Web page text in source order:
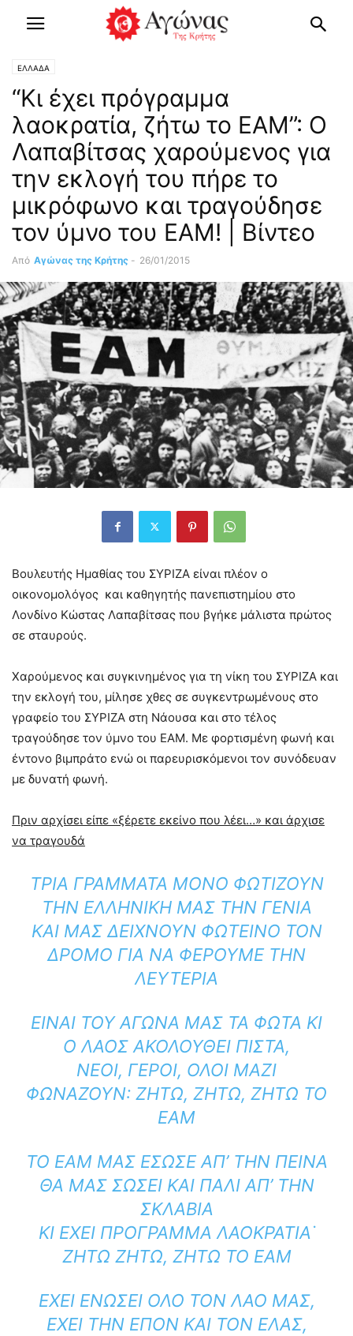
ΕΛΛΑΔΑ
“Κι έχει πρόγραμμα
λαοκρατία, ζήτω το ΕΑΜ”: Ο
Λαπαβίτσας χαρούμενος για
την εκλογή του πήρε το
μικρόφωνο και τραγούδησε
τον ύμνο του ΕΑΜ! | Βίντεο
Από Αγώνας της Κρήτης - 26/01/2015
Βουλευτής Ημαθίας του ΣΥΡΙΖΑ είναι πλέον ο
οικονομολόγος και καθηγητής πανεπιστημίου στo
Λονδίνο Κώστας Λαπαβίτσας που βγήκε μάλιστα πρώτος
σε σταυρούς.
Χαρούμενος και συγκινημένος για τη νίκη του ΣΥΡΙΖΑ και
την εκλογή του, μίλησε χθες σε συγκεντρωμένους στο
γραφείο του ΣΥΡΙΖΑ στη Νάουσα και στο τέλος
τραγούδησε τον ύμνο του ΕΑΜ. Με φορτισμένη φωνή και
έντονο βιμπράτο ενώ οι παρευρισκόμενοι τον συνόδευαν
με δυνατή φωνή.
Πριν αρχίσει είπε «ξέρετε εκείνο που λέει…» και άρχισε
να τραγουδά
ΤΡΊΑ ΓΡΆΜΜΑΤΑ ΜΌΝΟ ΦΩΤΊΖΟΥΝ
ΤΗΝ ΕΛΛΗΝΙΚΉ ΜΑΣ ΤΗΝ ΓΕΝΙΆ
ΚΑΙ ΜΑΣ ΔΕΊΧΝΟΥΝ ΦΩΤΕΙΝΌ ΤΟΝ
ΔΡΌΜΟ ΓΙΑ ΝΑ ΦΈΡΟΥΜΕ ΤΗΝ
ΛΕΥΤΕΡΙΆ
ΕΊΝΑΙ ΤΟΥ ΑΓΏΝΑ ΜΑΣ ΤΑ ΦΏΤΑ ΚΙ
Ο ΛΑΌΣ ΑΚΟΛΟΥΘΕΊ ΠΙΣΤΆ,
ΝΈΟΙ, ΓΈΡΟΙ, ΌΛΟΙ ΜΑΖΊ
ΦΩΝΆΖΟΥΝ: ΖΉΤΩ, ΖΉΤΩ, ΖΉΤΩ ΤΟ
ΕΑΜ
ΤΟ ΕΑΜ ΜΑΣ ΈΣΩΣΕ ΑΠ’ ΤΗΝ ΠΕΊΝΑ
ΘΑ ΜΑΣ ΣΏΣΕΙ ΚΑΙ ΠΆΛΙ ΑΠ’ ΤΗΝ
ΣΚΛΑΒΙΆ
ΚΙ ΈΧΕΙ ΠΡΌΓΡΑΜΜΑ ΛΑΟΚΡΑΤΊΑ˙
ΖΉΤΩ ΖΉΤΩ, ΖΉΤΩ ΤΟ ΕΑΜ
ΈΧΕΙ ΕΝΏΣΕΙ ΌΛΟ ΤΟΝ ΛΑΌ ΜΑΣ,
ΈΧΕΙ ΤΗΝ ΕΠΟΝ ΚΑΙ ΤΟΝ ΕΛΑΣ,